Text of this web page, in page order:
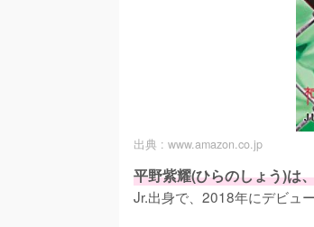
出典 : www.amazon.co.jp
平野紫耀(ひらのしょう)は
Jr.出身で、2018年にデビュ